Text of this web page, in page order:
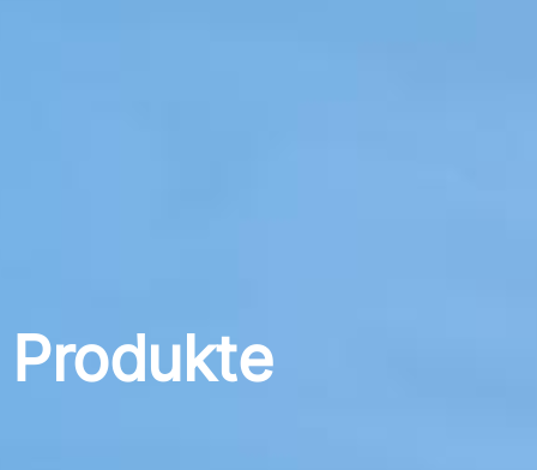
Produkte